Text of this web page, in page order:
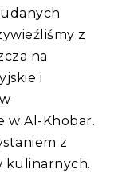
z
na
i
w Al-Khobar.
z
kulinarnych.